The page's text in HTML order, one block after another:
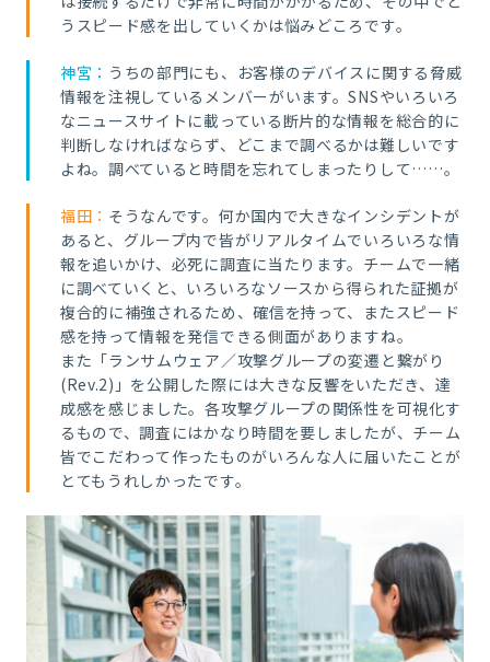
うスピード感を出していくかは悩みどころです。
神宮： うちの部門にも、お客様のデバイスに関する脅威
情報を注視しているメンバーがいます。SNSやいろいろ
なニュースサイトに載っている断片的な情報を総合的に
判断しなければならず、どこまで調べるかは難しいです
よね。調べていると時間を忘れてしまったりして……。
福田： そうなんです。何か国内で大きなインシデントが
あると、グループ内で皆がリアルタイムでいろいろな情
報を追いかけ、必死に調査に当たります。チームで一緒
に調べていくと、いろいろなソースから得られた証拠が
複合的に補強されるため、確信を持って、またスピード
感を持って情報を発信できる側面がありますね。
また「ランサムウェア／攻撃グループの変遷と繋がり
(Rev.2)」を公開した際には大きな反響をいただき、達
成感を感じました。各攻撃グループの関係性を可視化す
るもので、調査にはかなり時間を要しましたが、チーム
皆でこだわって作ったものがいろんな人に届いたことが
とてもうれしかったです。